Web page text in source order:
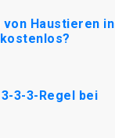
Haustieren in
3-3-Regel bei